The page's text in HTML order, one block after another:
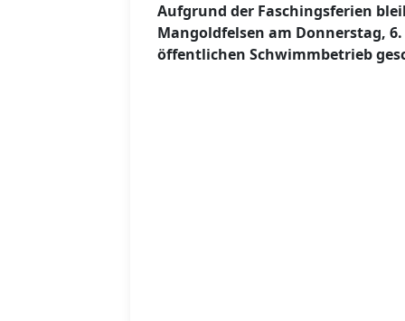
Aufgrund der Faschingsferien
Mangoldfelsen am Donnerstag,
öffentlichen Schwimmbetrieb